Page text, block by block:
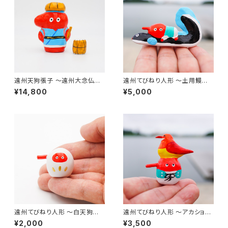
遠州天狗張子 〜遠州大念仏〜
｜高さ約12cm
¥14,800
遠州てびねり人形 〜土用鰻〜
｜全長約7cm
¥5,000
遠州てびねり人形 〜白天狗〜
（高さ約2cm）
¥2,000
遠州てびねり人形 〜アカショウ
ビン〜｜高さ約4.5cm
¥3,500